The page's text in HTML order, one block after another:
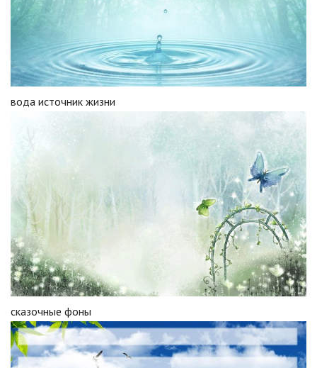
вода источник жизни
сказочные фоны